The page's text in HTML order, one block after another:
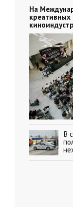
На
креативных
В